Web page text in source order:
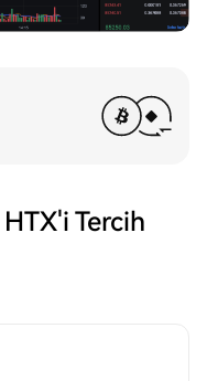
Tercih